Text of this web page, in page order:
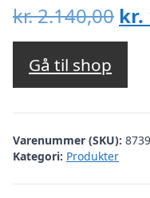
kr.2.140,00
var:
kr.
kr.
Gå til shop
Varenummer (SKU):
Kategori: Produkter